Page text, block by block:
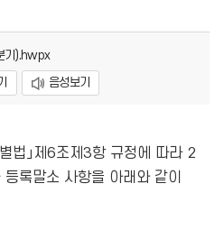
기).hwpx
음성보기
법」제6조제3항 규정에 따라 2
록말소 사항을 아래와 같이